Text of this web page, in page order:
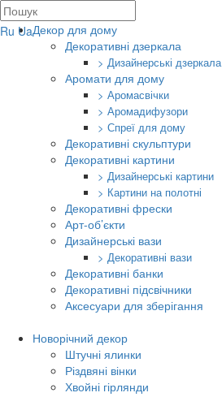
Ru UaДекор для дому
Декоративні дзеркала
> Дизайнерські дзеркала
Аромати для дому
> Аромасвічки
> Аромадифузори
> Спреї для дому
Декоративні скульптури
Декоративні картини
> Дизайнерські картини
> Картини на полотні
Декоративні фрески
Арт-об’єкти
Дизайнерські вази
> Декоративні вази
Декоративні банки
Декоративні підсвічники
Аксесуари для зберігання
Новорічний декор
Штучні ялинки
Різдвяні вінки
Хвойні гірлянди